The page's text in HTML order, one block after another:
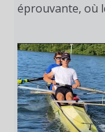
éprouvante, où